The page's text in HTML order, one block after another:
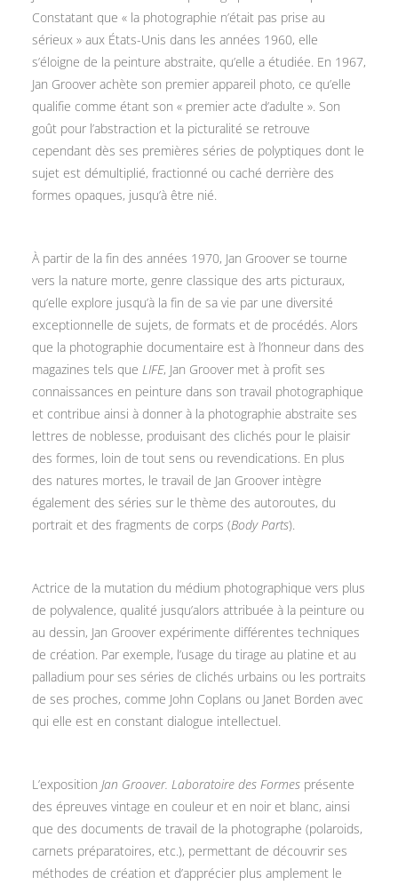
Constatant que « la photographie n’était pas prise au
sérieux » aux États-Unis dans les années 1960, elle
s’éloigne de la peinture abstraite, qu’elle a étudiée. En 1967,
Jan Groover achète son premier appareil photo, ce qu’elle
qualifie comme étant son « premier acte d’adulte ». Son
goût pour l’abstraction et la picturalité se retrouve
cependant dès ses premières séries de polyptiques dont le
sujet est démultiplié, fractionné ou caché derrière des
formes opaques, jusqu’à être nié.
À partir de la fin des années 1970, Jan Groover se tourne
vers la nature morte, genre classique des arts picturaux,
qu’elle explore jusqu’à la fin de sa vie par une diversité
exceptionnelle de sujets, de formats et de procédés. Alors
que la photographie documentaire est à l’honneur dans des
magazines tels que LIFE, Jan Groover met à profit ses
connaissances en peinture dans son travail photographique
et contribue ainsi à donner à la photographie abstraite ses
lettres de noblesse, produisant des clichés pour le plaisir
des formes, loin de tout sens ou revendications. En plus
des natures mortes, le travail de Jan Groover intègre
également des séries sur le thème des autoroutes, du
portrait et des fragments de corps (Body Parts).
Actrice de la mutation du médium photographique vers plus
de polyvalence, qualité jusqu’alors attribuée à la peinture ou
au dessin, Jan Groover expérimente différentes techniques
de création. Par exemple, l’usage du tirage au platine et au
palladium pour ses séries de clichés urbains ou les portraits
de ses proches, comme John Coplans ou Janet Borden avec
qui elle est en constant dialogue intellectuel.
L’exposition Jan Groover. Laboratoire des Formes présente
des épreuves vintage en couleur et en noir et blanc, ainsi
que des documents de travail de la photographe (polaroids,
carnets préparatoires, etc.), permettant de découvrir ses
méthodes de création et d’apprécier plus amplement le